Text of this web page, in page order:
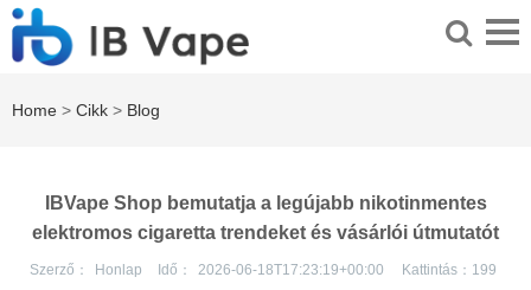
Home > Cikk > Blog
IBVape Shop bemutatja a legújabb nikotinmentes
elektromos cigaretta trendeket és vásárlói útmutatót
Szerző： Honlap Idő： 2026-06-18T17:23:19+00:00 Kattintás： 199